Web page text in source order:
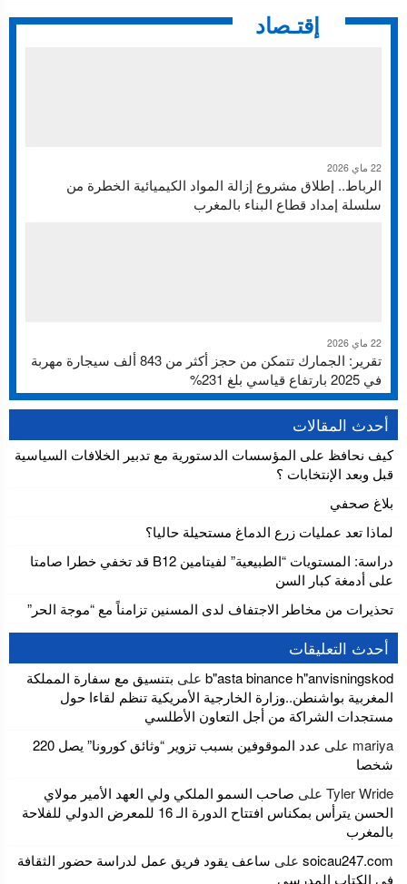
إقتـصاد
22 ماي 2026
الرباط.. إطلاق مشروع إزالة المواد الكيميائية الخطرة من
سلسلة إمداد قطاع البناء بالمغرب
22 ماي 2026
تقرير: الجمارك تتمكن من حجز أكثر من 843 ألف سيجارة مهربة
في 2025 بارتفاع قياسي بلغ 231%
أحدث المقالات
كيف نحافظ على المؤسسات الدستورية مع تدبير الخلافات السياسية
قبل وبعد الإنتخابات ؟
بلاغ صحفي
لماذا تعد عمليات زرع الدماغ مستحيلة حاليا؟
دراسة: المستويات “الطبيعية” لفيتامين B12 قد تخفي خطرا صامتا
على أدمغة كبار السن
تحذيرات من مخاطر الاجتفاف لدى المسنين تزامناً مع “موجة الحر”
أحدث التعليقات
b"asta binance h"anvisningskod على بتنسيق مع سفارة المملكة
المغربية بواشنطن..وزارة الخارجية الأمريكية تنظم لقاءا حول
مستجدات الشراكة من أجل التعاون الأطلسي
mariya على
عدد الموقوفين بسبب تزوير “وثائق كورونا” يصل 220
شخصا
Tyler Wride على صاحب السمو الملكي ولي العهد الأمير مولاي
الحسن يترأس بمكناس افتتاح الدورة الـ 16 للمعرض الدولي للفلاحة
بالمغرب
soicau247.com على ساعف يقود فريق عمل لدراسة حضور الثقافة
في الكتاب المدرسي